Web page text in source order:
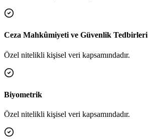
Ceza Mahkûmiyeti ve Güvenlik Tedbirleri
Özel nitelikli kişisel veri kapsamındadır.
Biyometrik
Özel nitelikli kişisel veri kapsamındadır.